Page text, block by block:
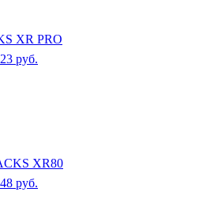
XR PRO
руб.
XR80
руб.